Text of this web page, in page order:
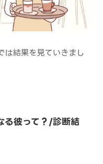
は結果を見ていきまし
る彼って？/診断結